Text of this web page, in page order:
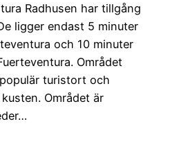
Radhusen har tillgång
ligger endast 5 minuter
och 10 minuter
Området
turistort och
Området är